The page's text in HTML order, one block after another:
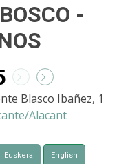
-
Blasco Ibañez, 1
Alacant
Euskera English